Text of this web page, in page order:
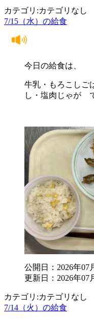
カテゴリ:カテゴリなし
7/15（水）の給食
今日の給食は、
牛乳・もろこしご
し・塩肉じゃが
公開日：2026年07
更新日：2026年07
カテゴリ:カテゴリなし
7/14（火）の給食